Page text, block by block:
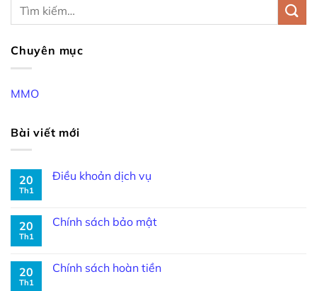
Chuyên mục
MMO
Bài viết mới
20
Th1
Điều khoản dịch vụ
20
Th1
Chính sách bảo mật
20
Th1
Chính sách hoàn tiền